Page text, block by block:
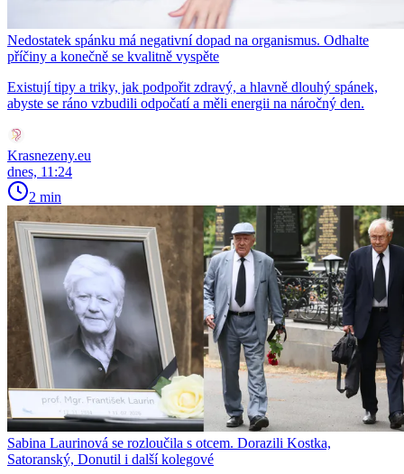
Nedostatek spánku má negativní dopad na organismus. Odhalte
příčiny a konečně se kvalitně vyspěte
Existují tipy a triky, jak podpořit zdravý, a hlavně dlouhý spánek,
abyste se ráno vzbudili odpočatí a měli energii na náročný den.
Krasnezeny.eu
dnes, 11:24
2 min
Sabina Laurinová se rozloučila s otcem. Dorazili Kostka,
Satoranský, Donutil i další kolegové